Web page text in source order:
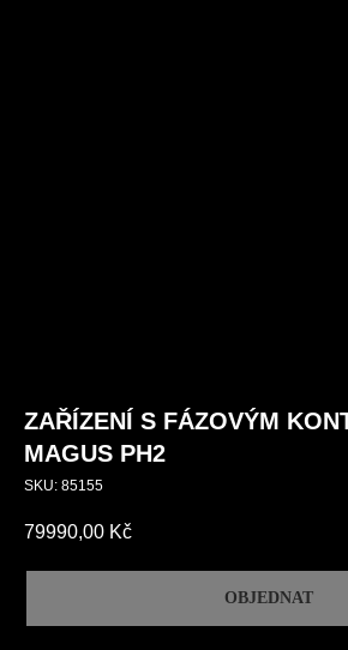
ZAŘÍZENÍ S FÁZOVÝM
MAGUS PH2
SKU: 85155
79990,00 Kč
OBJEDNAT